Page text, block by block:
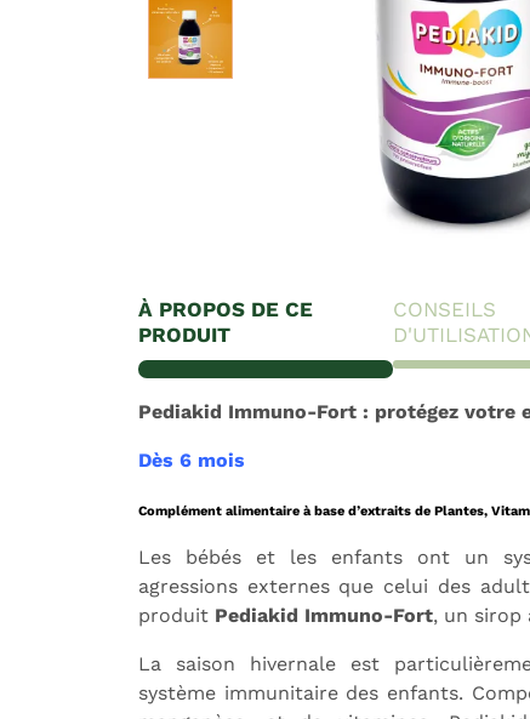
Expédition sous 24h
À PROPOS DE CE
PRODUIT
CONSEILS
Pediakid Immuno-Fort : protégez votre
Dès 6 mois
Complément alimentaire à base d’extraits de Plantes,
Les bébés et les enfants ont un
agressions externes que celui des
produit Pediakid Immuno-Fort, un sirop
La saison hivernale est
système immunitaire des enfants.